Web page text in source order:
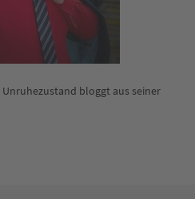
bloggt aus seiner